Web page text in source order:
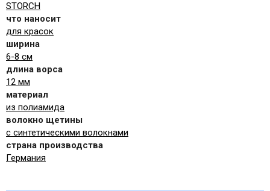
STORCH
что наносит
для красок
ширина
6-8 см
длина ворса
12 мм
материал
из полиамида
волокно щетины
с синтетическими волокнами
страна производства
Германия